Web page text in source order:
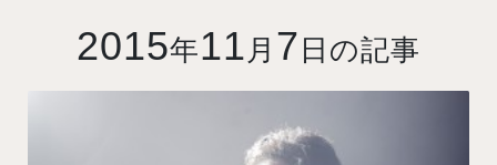
学生生活2015年11 月 7 日の記事